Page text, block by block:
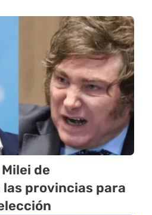
de
las provincias para